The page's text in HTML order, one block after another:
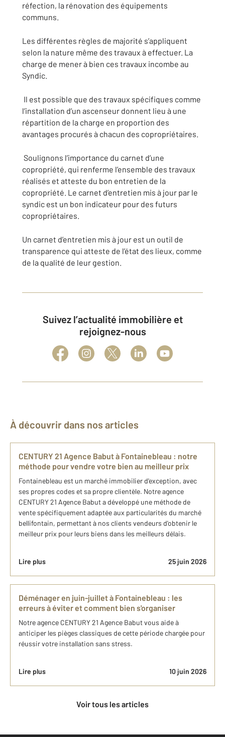
réfection, la rénovation des équipements
communs.
Les différentes règles de majorité s’appliquent
selon la nature même des travaux à effectuer. La
charge de mener à bien ces travaux incombe au
Syndic.
Il est possible que des travaux spécifiques comme
l’installation d’un ascenseur donnent lieu à une
répartition de la charge en proportion des
avantages procurés à chacun des copropriétaires.
Soulignons l’importance du carnet d’une
copropriété, qui renferme l’ensemble des travaux
réalisés et atteste du bon entretien de la
copropriété. Le carnet d’entretien mis à jour par le
syndic est un bon indicateur pour des futurs
copropriétaires.
Un carnet d’entretien mis à jour est un outil de
transparence qui atteste de l’état des lieux, comme
de la qualité de leur gestion.
Suivez l’actualité immobilière et
rejoignez-nous
À découvrir dans nos articles
CENTURY 21 Agence Babut à Fontainebleau : notre
méthode pour vendre votre bien au meilleur prix
Fontainebleau est un marché immobilier d'exception, avec
ses propres codes et sa propre clientèle. Notre agence
CENTURY 21 Agence Babut a développé une méthode de
vente spécifiquement adaptée aux particularités du marché
bellifontain, permettant à nos clients vendeurs d'obtenir le
meilleur prix pour leurs biens dans les meilleurs délais.
Lire plus 25 juin 2026
Déménager en juin-juillet à Fontainebleau : les
erreurs à éviter et comment bien s'organiser
Notre agence CENTURY 21 Agence Babut vous aide à
anticiper les pièges classiques de cette période chargée pour
réussir votre installation sans stress.
Lire plus 10 juin 2026
Voir tous les articles